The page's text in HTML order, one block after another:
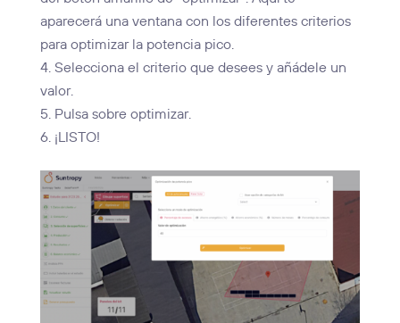
aparecerá una ventana con los diferentes criterios
para optimizar la potencia pico.
Selecciona el criterio que desees y añádele un
valor.
Pulsa sobre optimizar.
¡LISTO!